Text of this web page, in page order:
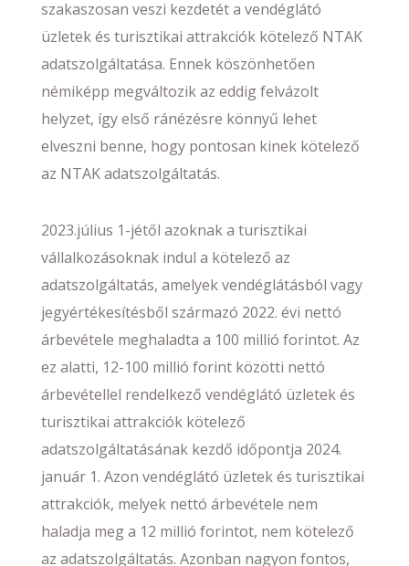
szakaszosan veszi kezdetét a vendéglátó
üzletek és turisztikai attrakciók kötelező NTAK
adatszolgáltatása. Ennek köszönhetően
némiképp megváltozik az eddig felvázolt
helyzet, így első ránézésre könnyű lehet
elveszni benne, hogy pontosan kinek kötelező
az NTAK adatszolgáltatás.
2023.július 1-jétől azoknak a turisztikai
vállalkozásoknak indul a kötelező az
adatszolgáltatás, amelyek vendéglátásból vagy
jegyértékesítésből származó 2022. évi nettó
árbevétele meghaladta a 100 millió forintot. Az
ez alatti, 12-100 millió forint közötti nettó
árbevétellel rendelkező vendéglátó üzletek és
turisztikai attrakciók kötelező
adatszolgáltatásának kezdő időpontja 2024.
január 1. Azon vendéglátó üzletek és turisztikai
attrakciók, melyek nettó árbevétele nem
haladja meg a 12 millió forintot, nem kötelező
az adatszolgáltatás. Azonban nagyon fontos,